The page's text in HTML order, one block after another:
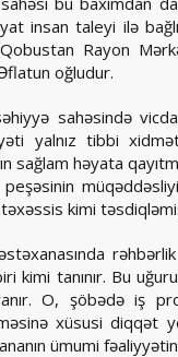
insan taleyi ilə
Rayon
oğludur.
sahəsində
yalnız tibbi
sağlam həyata
kimi
kimi tanınır. Bu
O, şöbədə iş
xüsusi diqqət
ümumi